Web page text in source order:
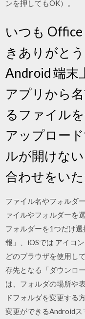
ンを押してもOK）。
いつも
きありがと
Android 端末
アプリから
るファイル
アップロー
ルが開けな
合わせをい
ファイル名やフォルダ
ァイルやフォルダーを
フォルダーを1つだけ
報」、iOSでは アイコ
どのブラウザを使用し
存先となる「ダウンロ
は、フォルダの場所や
ドフォルダを変更する
変更ができるAndroid